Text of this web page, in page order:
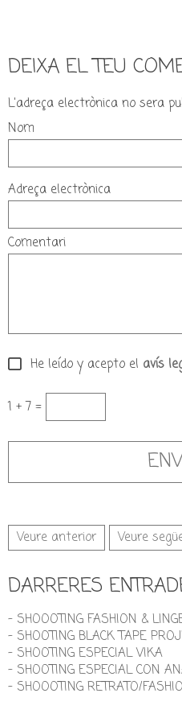
DEIXA EL TEU
L'adreça electrònica no sera
Nom
Adreça electrònica
Comentari
He leído y acepto el avís
1 + 7 =
Veure anterior Veure
DARRERES
- SHOOOTING FASHION &
- SHOOTING BLACK TAPE
- SHOOTING ESPECIAL VIKA
- SHOOTING ESPECIAL CON
- SHOOOTING RETRATO/